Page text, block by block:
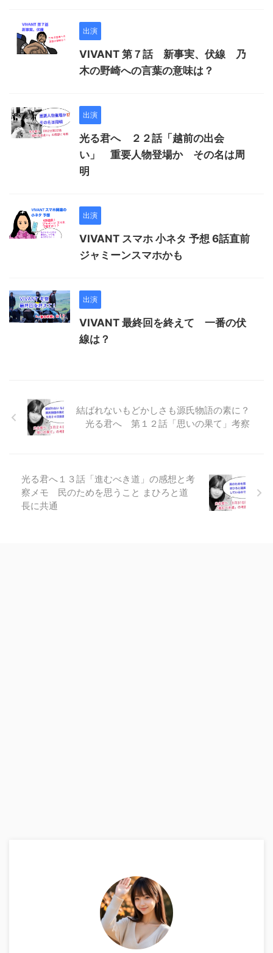
出演
VIVANT 第７話 新事実、伏線 乃
木の野崎への言葉の意味は？
出演
光る君へ ２２話「越前の出会
い」 重要人物登場か その名は周
明
出演
VIVANT スマホ 小ネタ 予想 6話直前
ジャミーンスマホかも
出演
VIVANT 最終回を終えて 一番の伏
線は？
結ばれないもどかしさも源氏物語の素に？
光る君へ 第１２話「思いの果て」考察
光る君へ１３話「進むべき道」の感想と考
察メモ 民のためを思うこと まひろと道
長に共通